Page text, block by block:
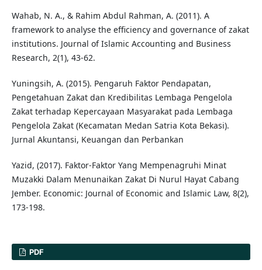
Wahab, N. A., & Rahim Abdul Rahman, A. (2011). A
framework to analyse the efficiency and governance of zakat
institutions. Journal of Islamic Accounting and Business
Research, 2(1), 43-62.
Yuningsih, A. (2015). Pengaruh Faktor Pendapatan,
Pengetahuan Zakat dan Kredibilitas Lembaga Pengelola
Zakat terhadap Kepercayaan Masyarakat pada Lembaga
Pengelola Zakat (Kecamatan Medan Satria Kota Bekasi).
Jurnal Akuntansi, Keuangan dan Perbankan
Yazid, (2017). Faktor-Faktor Yang Mempenagruhi Minat
Muzakki Dalam Menunaikan Zakat Di Nurul Hayat Cabang
Jember. Economic: Journal of Economic and Islamic Law, 8(2),
173-198.
PDF